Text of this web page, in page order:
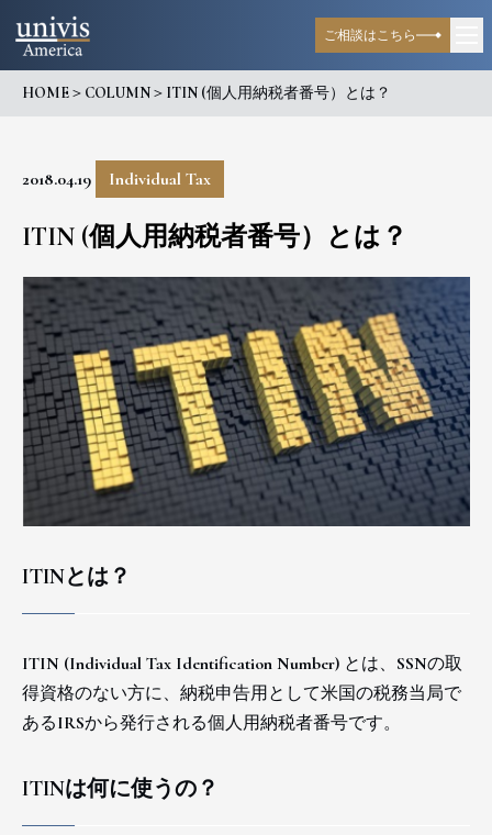
ご相談はこちら
HOME＞ COLUMN＞ ITIN (個人用納税者番号）とは？
2018.04.19 Individual Tax
ITIN (個人用納税者番号）とは？
ITINとは？
ITIN (Individual Tax Identification Number) とは、SSNの取
得資格のない方に、納税申告用として米国の税務当局で
あるIRSから発行される個人用納税者番号です。
ITINは何に使うの？